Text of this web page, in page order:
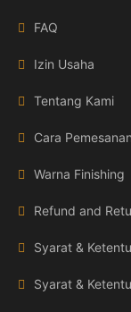
FAQ
Izin Usaha
Tentang Kami
Cara Pemesanan
Warna Finishing
Refund and
Syarat &
Syarat &